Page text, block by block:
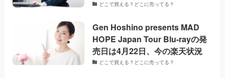
どこで買える？どこに売ってる？
Gen Hoshino presents MAD
HOPE Japan Tour Blu-rayの発
売日は4月22日、今の楽天状況
どこで買える？どこに売ってる？